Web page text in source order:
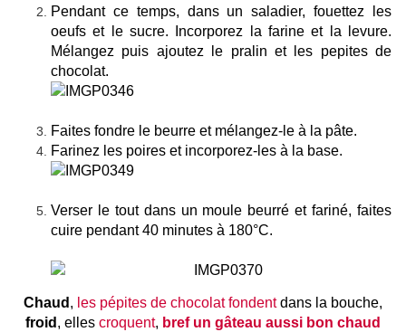
Pendant ce temps, dans un saladier, fouettez les
oeufs et le sucre. Incorporez la farine et la levure.
Mélangez puis ajoutez le pralin et les pepites de
chocolat.
Faites fondre le beurre et mélangez-le à la pâte.
Farinez les poires et incorporez-les à la base.
Verser le tout dans un moule beurré et fariné, faites
cuire pendant 40 minutes à 180°C.
Chaud , les pépites de chocolat fondentdans la bouche,
froid , elles croquent, bref un gâteau aussi bon chaud